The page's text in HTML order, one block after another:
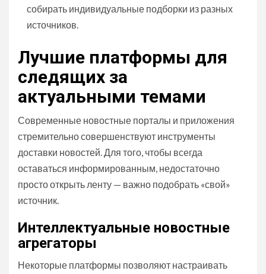
собирать индивидуальные подборки из разных
источников.
Лучшие платформы для
следящих за
актуальными темами
Современные новостные порталы и приложения
стремительно совершенствуют инструменты
доставки новостей. Для того, чтобы всегда
оставаться информированным, недостаточно
просто открыть ленту — важно подобрать «свой»
источник.
Интеллектуальные новостные
агрегаторы
Некоторые платформы позволяют настраивать